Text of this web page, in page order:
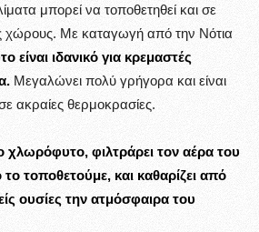
μπορεί να τοποθετηθεί και σε
χώρους. Με καταγωγή από την Νότια
είναι ιδανικό για κρεμαστές
Μεγαλώνει πολύ γρήγορα και είναι
ακραίες θερμοκρασίες.
φιλτράρει τον αέρα του
τοποθετούμε, και καθαρίζει από
ουσίες την ατμόσφαιρα του